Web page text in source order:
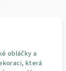
obláčky a
která